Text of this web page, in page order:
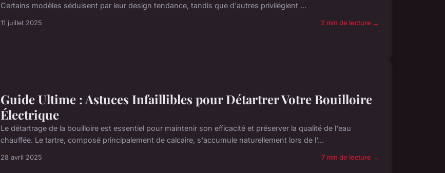
Certains modèles séduisent par leur design tendance, tandis que d'autres privilégient ...
11 juillet 2025 2 min de lecture →
Guide Ultime : Astuces Infaillibles pour Détartrer Votre Bouilloire
Électrique
Le détartrage de la bouilloire est essentiel pour maintenir son efficacité et préserver la qualité de l'eau
chauffée. Le tartre, composé principalement de calcaire, s'accumule naturellement lors de l'...
28 avril 2025 7 min de lecture →